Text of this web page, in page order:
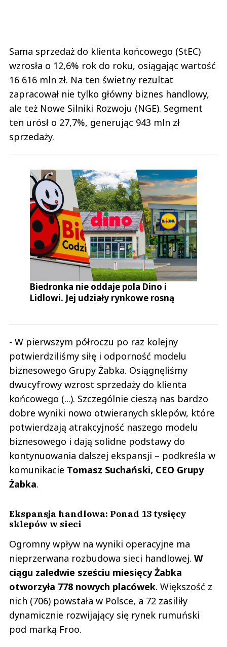
Sama sprzedaż do klienta końcowego (StEC)
wzrosła o 12,6% rok do roku, osiągając wartość
16 616 mln zł. Na ten świetny rezultat
zapracował nie tylko główny biznes handlowy,
ale też Nowe Silniki Rozwoju (NGE). Segment
ten urósł o 27,7%, generując 943 mln zł
sprzedaży.
Biedronka nie oddaje pola Dino i
Lidlowi. Jej udziały rynkowe rosną
- W pierwszym półroczu po raz kolejny
potwierdziliśmy siłę i odporność modelu
biznesowego Grupy Żabka. Osiągnęliśmy
dwucyfrowy wzrost sprzedaży do klienta
końcowego (...). Szczególnie cieszą nas bardzo
dobre wyniki nowo otwieranych sklepów, które
potwierdzają atrakcyjność naszego modelu
biznesowego i dają solidne podstawy do
kontynuowania dalszej ekspansji – podkreśla w
komunikacie Tomasz Suchański, CEO Grupy
Żabka.
Ekspansja handlowa: Ponad 13 tysięcy
sklepów w sieci
Ogromny wpływ na wyniki operacyjne ma
nieprzerwana rozbudowa sieci handlowej. W
ciągu zaledwie sześciu miesięcy Żabka
otworzyła 778 nowych placówek. Większość z
nich (706) powstała w Polsce, a 72 zasiliły
dynamicznie rozwijający się rynek rumuński
pod marką Froo.